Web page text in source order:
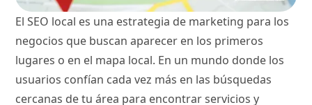
El SEO local es una estrategia de marketing para los
negocios que buscan aparecer en los primeros
lugares o en el mapa local. En un mundo donde los
usuarios confían cada vez más en las búsquedas
cercanas de tu área para encontrar servicios y